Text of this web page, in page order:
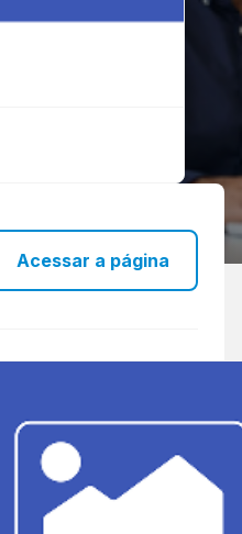
Acessar a página
ATENDIMENTO
a
você